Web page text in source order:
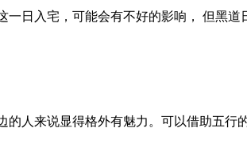
日入宅，可能会有不好的影响， 但黑道
人来说显得格外有魅力。可以借助五行